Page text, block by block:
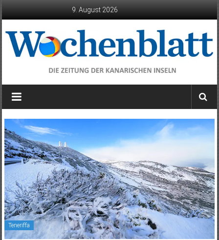
9. August 2026
Wochenblatt
die
der
Kanarischen
Inseln
Teneriffa